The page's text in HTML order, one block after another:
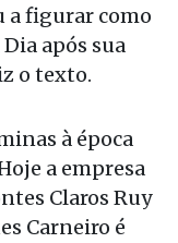
a figurar como
após sua
o texto.
à época
a empresa
Claros Ruy
Carneiro é